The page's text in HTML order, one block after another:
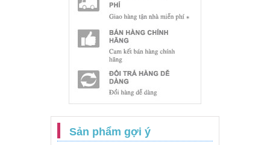
Sản phẩm gợi ý